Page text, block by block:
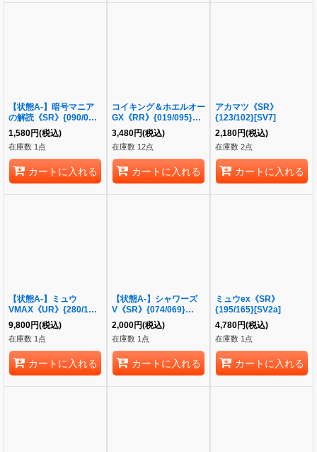
【状態A-】暗号マニア
の解読《SR》{090/071}
[-]
1,580円(税込)
在庫数 1点
カートに入れる
コイキング＆ホエルオー
GX《RR》{019/095}
[sm9]
3,480円(税込)
在庫数 12点
カートに入れる
アカマツ《SR》
{123/102}[SV7]
2,180円(税込)
在庫数 2点
カートに入れる
【状態A-】ミュウ
VMAX《UR》{280/184}
[S8b]
9,800円(税込)
在庫数 1点
カートに入れる
【状態A-】シャワーズ
V《SR》{074/069}
[S6a]
2,000円(税込)
在庫数 1点
カートに入れる
ミュウex《SR》
{195/165}[SV2a]
4,780円(税込)
在庫数 1点
カートに入れる